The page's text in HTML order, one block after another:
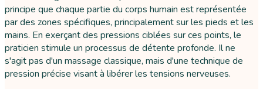
principe que chaque partie du corps humain est représentée
par des zones spécifiques, principalement sur les pieds et les
mains. En exerçant des pressions ciblées sur ces points, le
praticien stimule un processus de détente profonde. Il ne
s'agit pas d'un massage classique, mais d'une technique de
pression précise visant à libérer les tensions nerveuses.